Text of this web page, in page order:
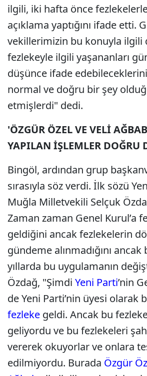
ilgili, iki hafta önce
açıklama yaptığını ifade etti.
vekillerimizin bu konuyla ilgili
fezlekeyle ilgili yaşananları
düşünce ifade
normal ve doğru bir şey
etmişlerdi" dedi.
'ÖZGÜR ÖZEL VE VELİ
YAPILAN İŞLEMLER DOĞRU
Bingöl, ardından grup
sırasıyla söz verdi. İlk sözü
Muğla Milletvekili Selçuk
Zaman zaman Genel Kurul’a
geldiğini ancak fezlekelerin
gündeme alınmadığını
yıllarda bu uygulamanın
Özdağ, "Şimdi Yeni Parti’nin
de Yeni Parti’nin üyesi olarak
fezleke geldi. Ancak bu
geliyordu ve bu fezlekeleri
vererek okuyorlar ve onlara
edilmiyordu. Burada Özgür